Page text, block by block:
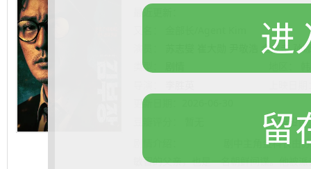
最近更新：
苏志燮 崔大勋 尹敬浩 金成圭 孙
类型：
更新日期：
豆瓣短评
剧中主角金科长由苏志
敏智的父亲，也是一名朝鲜间谍。他被
进
留